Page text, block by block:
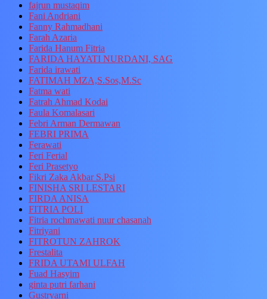
fajrun mustaqim
Fani Andriani
Fanny Rahmadhani
Farah Azaria
Farida Hanum Fitria
FARIDA HAYATI NURDANI, SAG
Farida irawati
FATIMAH MZA,S.Sos,M.Sc
Fatma wati
Fatrah Ahmad Kodai
Faula Komalasari
Febri Arman Dermawan
FEBRI PRIMA
Ferawati
Feri Ferial
Feri Prasetyo
Fikri Zaka Akbar S.Psi
FINISHA SRI LESTARI
FIRDA ANISA
FITRIA POLI
Fitria rochmawati nuur chasanah
Fitriyani
FITROTUN ZAHROK
Frestalita
FRIDA UTAMI ULFAH
Fuad Hasyim
ginta putri farhani
Gustryarni